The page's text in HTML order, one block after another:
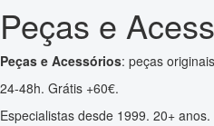
Peças e
Peças e Acessórios: peças
24-48h. Grátis +60€.
Especialistas desde 1999. 20+ anos.